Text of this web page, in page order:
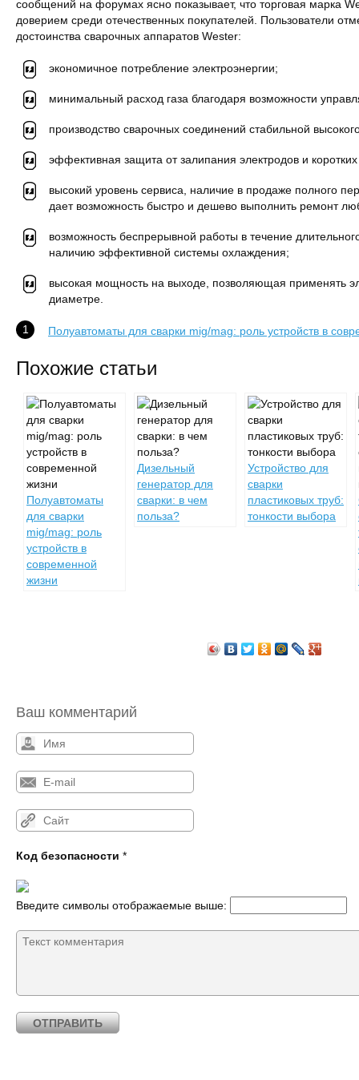
сообщений на форумах ясно показывает, что торговая марка
доверием среди отечественных покупателей. Пользователи
достоинства сварочных аппаратов Wester:
экономичное потребление электроэнергии;
минимальный расход газа благодаря возможности
производство сварочных соединений стабильной
эффективная защита от залипания электродов и
высокий уровень сервиса, наличие в продаже полного
дает возможность быстро и дешево выполнить ремонт
возможность беспрерывной работы в течение
наличию эффективной системы охлаждения;
высокая мощность на выходе, позволяющая применять
диаметре.
Полуавтоматы для сварки mig/mag: роль устройств в
Похожие статьи
Полуавтоматы
для сварки
mig/mag: роль
устройств в
современной
жизни
Дизельный
генератор для
сварки: в чем
польза?
Устройство для
сварки
пластиковых труб:
тонкости выбора
Ваш комментарий
Код безопасности *
Введите символы отображаемые выше: